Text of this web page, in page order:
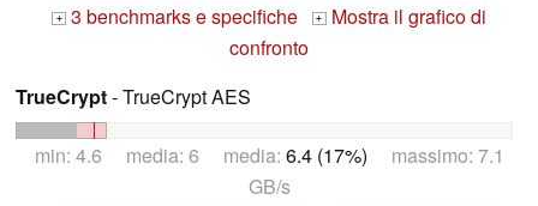
+ 3 benchmarks e specifiche + Mostra il grafico di
confronto
TrueCrypt- TrueCrypt AES
min: 4.6 media: 6 media: 6.4 (17%) massimo: 7.1
GB/s